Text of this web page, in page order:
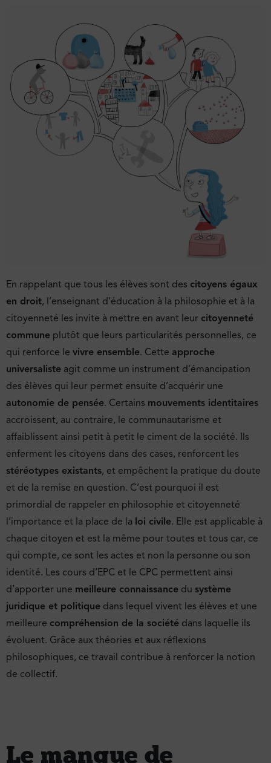
En rappelant que tous les élèves sont des citoyens égaux
en droit, l’enseignant d’éducation à la philosophie et à la
citoyenneté les invite à mettre en avant leur citoyenneté
commune plutôt que leurs particularités personnelles, ce
qui renforce le vivre ensemble. Cette approche
universaliste agit comme un instrument d’émancipation
des élèves qui leur permet ensuite d’acquérir une
autonomie de pensée. Certains mouvements identitaires
accroissent, au contraire, le communautarisme et
affaiblissent ainsi petit à petit le ciment de la société. Ils
enferment les citoyens dans des cases, renforcent les
stéréotypes existants, et empêchent la pratique du doute
et de la remise en question. C’est pourquoi il est
primordial de rappeler en philosophie et citoyenneté
l’importance et la place de la loi civile. Elle est applicable à
chaque citoyen et est la même pour toutes et tous car, ce
qui compte, ce sont les actes et non la personne ou son
identité. Les cours d’EPC et le CPC permettent ainsi
d’apporter une meilleure connaissance du système
juridique et politique dans lequel vivent les élèves et une
meilleure compréhension de la société dans laquelle ils
évoluent. Grâce aux théories et aux réflexions
philosophiques, ce travail contribue à renforcer la notion
de collectif.
Le manque de